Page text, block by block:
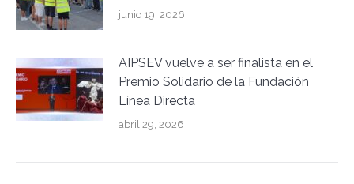
junio 19, 2026
AIPSEV vuelve a ser finalista en el
Premio Solidario de la Fundación
Línea Directa
abril 29, 2026